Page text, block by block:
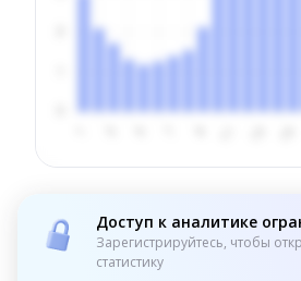
Доступ к аналитике
Зарегистрируйтесь, чтобы
статистику